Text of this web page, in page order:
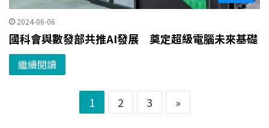
2024-06-06
國科會與數發部共推AI發展 奠定超級電腦未來基礎
繼續閱讀
1 2 3 »